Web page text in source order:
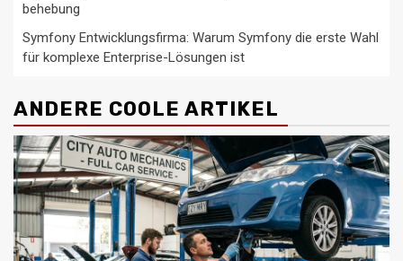
behebung
Symfony Entwicklungsfirma: Warum Symfony die erste Wahl
für komplexe Enterprise-Lösungen ist
ANDERE COOLE ARTIKEL